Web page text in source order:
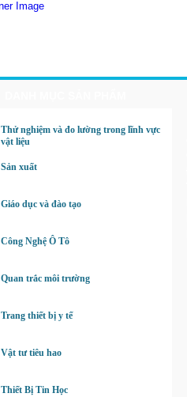
Thử nghiệm và đo lường trong lĩnh vực
vật liệu
Sản xuất
Giáo dục và đào tạo
Công Nghệ Ô Tô
Quan trắc môi trường
Trang thiết bị y tế
Vật tư tiêu hao
Thiết Bị Tin Học